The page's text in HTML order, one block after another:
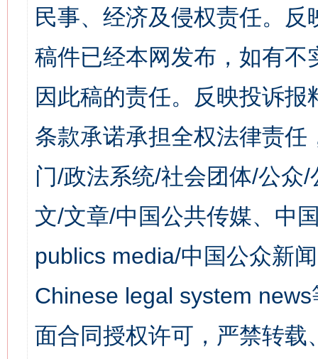
民事、经济及侵权责任。
稿件已经本网发布，如有
因此稿的责任。反映投诉
条款承诺承担全权法律责
门/政法系统/社会团体/公众
文/文章/中国公共传媒、中
publics media/中国公众新
Chinese legal system
面合同授权许可，严禁转